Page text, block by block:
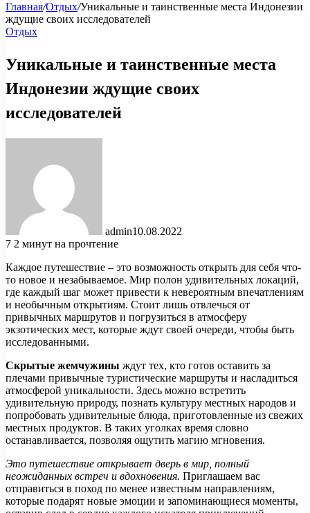
Главная/Отдых/Уникальные и таинственные места Индонезии
ждущие своих исследователей
Отдых
Уникальные и таинственные места
Индонезии ждущие своих
исследователей
admin10.08.2022
7 2 минут на прочтение
Каждое путешествие – это возможность открыть для себя что-
то новое и незабываемое. Мир полон удивительных локаций,
где каждый шаг может привести к невероятным впечатлениям
и необычным открытиям. Стоит лишь отвлечься от
привычных маршрутов и погрузиться в атмосферу
экзотических мест, которые ждут своей очереди, чтобы быть
исследованными.
Скрытые жемчужины ждут тех, кто готов оставить за
плечами привычные туристические маршруты и насладиться
атмосферой уникальности. Здесь можно встретить
удивительную природу, познать культуру местных народов и
попробовать удивительные блюда, приготовленные из свежих
местных продуктов. В таких уголках время словно
останавливается, позволяя ощутить магию мгновения.
Это путешествие открывает дверь в мир, полный
неожиданных встреч и вдохновения. Приглашаем вас
отправиться в поход по менее известным направлениям,
которые подарят новые эмоции и запоминающиеся моменты,